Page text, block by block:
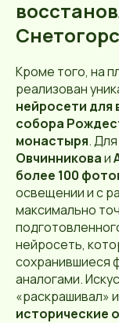
Кроме того, на
реализован
нейросети для
собора
монастыря.
Овчинниковаи
более 100
освещении и с
максимально
нейросеть,
сохранившиеся
аналогами.
«раскрашивал»
исторические